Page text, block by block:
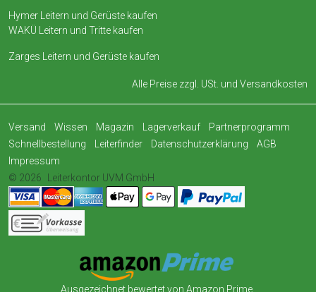
Hymer Leitern und Gerüste kaufen
WAKÜ Leitern und Tritte kaufen
Zarges Leitern und Gerüste kaufen
Alle Preise zzgl. USt. und Versandkosten
Versand Wissen Magazin Lagerverkauf
Partnerprogramm
Schnellbestellung
Leiterfinder Datenschutzerklärung
AGB
Impressum
© 2026
Leiterkontor UVM GmbH
Ausgezeichnet bewertet von Amazon Prime